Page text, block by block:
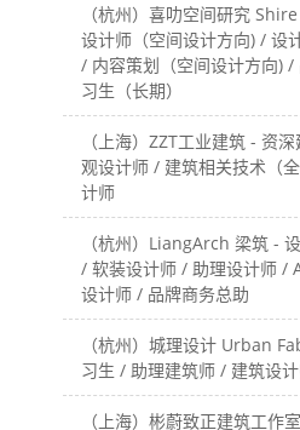
（杭州）喜叻空间研究
设计师（空间设计方向) / 设
/ 内容策划（空间设计方向)
习生（长期）
（上海）ZZT工业建筑 - 资
观设计师 / 建筑相关技术（
计师
（杭州）LiangArch 梁筑 -
/ 软装设计师 / 助理设计师 /
设计师 / 品牌商务总助
（杭州）城理设计 Urban
习生 / 助理建筑师 / 建筑设
（上海）彬蔚致正建筑工作